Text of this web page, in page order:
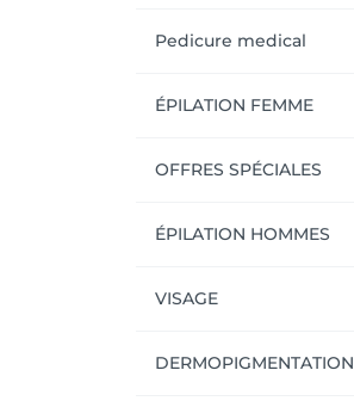
Pedicure medical
ÉPILATION FEMME
OFFRES SPÉCIALES
ÉPILATION HOMMES
VISAGE
DERMOPIGMENTATION